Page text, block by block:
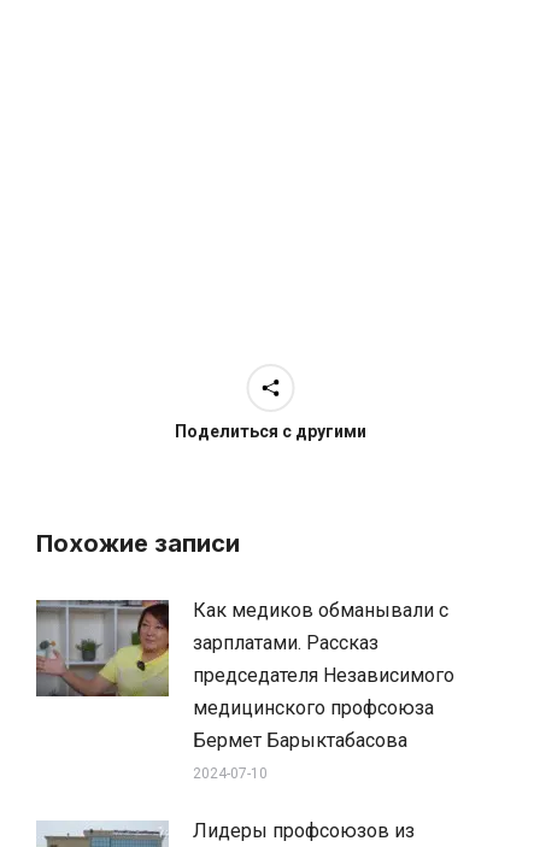
Поделиться с другими
Похожие записи
Как медиков обманывали с
зарплатами. Рассказ
председателя Независимого
медицинского профсоюза
Бермет Барыктабасова
2024-07-10
Лидеры профсоюзов из